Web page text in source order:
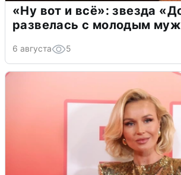
«Ну вот и всё»: звезда
развелась с молодым
6 августа 5